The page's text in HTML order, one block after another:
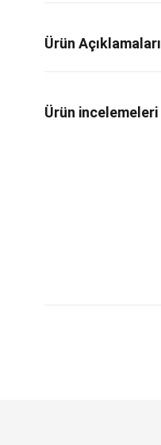
Ürün Açıklamaları